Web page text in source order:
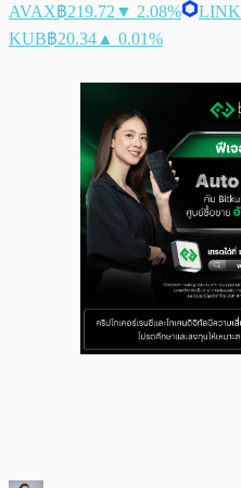
AVAX฿219.72 ▼ 2.08% LINK
KUB฿20.34 ▲ 0.01%